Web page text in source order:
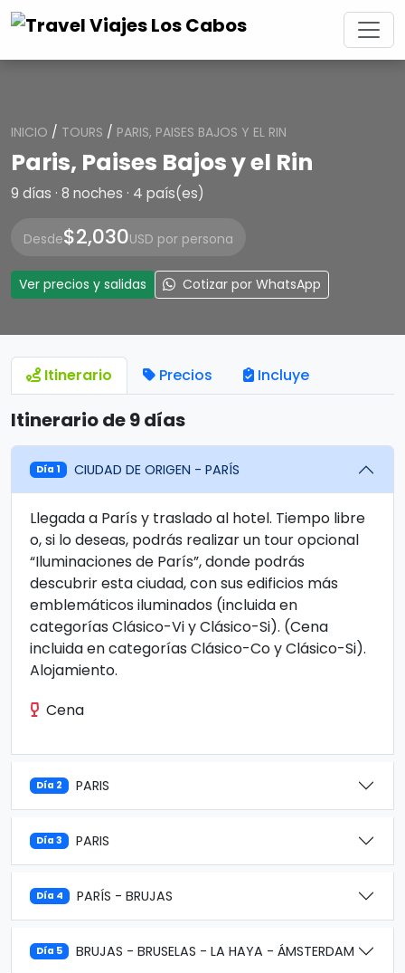
INICIO / TOURS / PARIS, PAISES BAJOS Y EL RIN
Paris, Paises Bajos y el Rin
9 días · 8 noches · 4 país(es)
Desde$2,030USD por persona
Ver precios y salidas Cotizar por WhatsApp
Itinerario Precios Incluye
Itinerario de 9 días
Día 1 CIUDAD DE ORIGEN - PARÍS
Llegada a París y traslado al hotel. Tiempo libre
o, si lo deseas, podrás realizar un tour opcional
“Iluminaciones de París”, donde podrás
descubrir esta ciudad, con sus edificios más
emblemáticos iluminados (incluida en
categorías Clásico-Vi y Clásico-Si). (Cena
incluida en categorías Clásico-Co y Clásico-Si).
Alojamiento.
Cena
Día 2 PARIS
Día 3 PARIS
Día 4 PARÍS - BRUJAS
Día 5 BRUJAS - BRUSELAS - LA HAYA - ÁMSTERDAM